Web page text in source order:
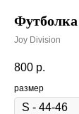
Joy Division
800 р.
размер